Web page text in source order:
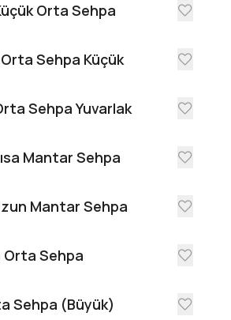
Orta Sehpa
Sehpa Küçük
Sehpa Yuvarlak
Mantar Sehpa
Mantar Sehpa
Orta Sehpa
Sehpa (Büyük)